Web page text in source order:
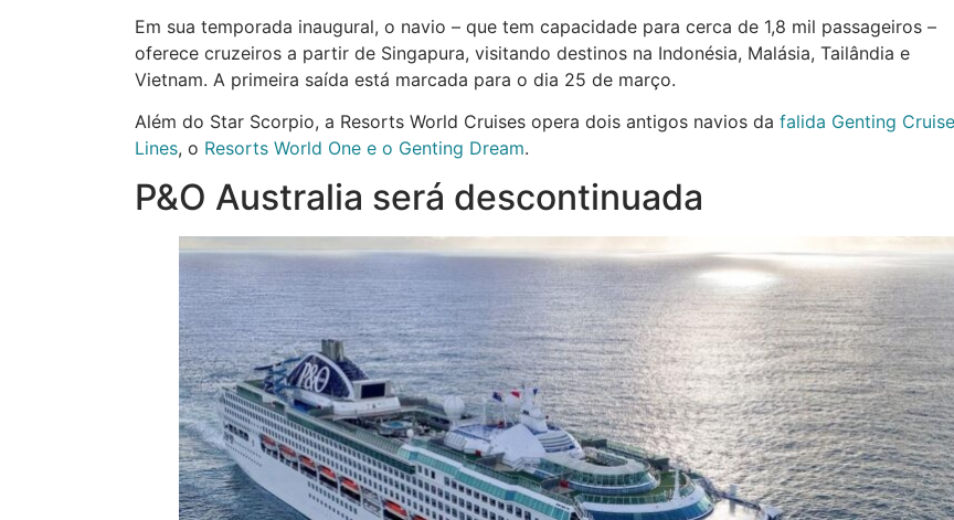
Em sua temporada inaugural, o navio – que tem capacidade para cerca de 1,8 mil passageiros –
oferece cruzeiros a partir de Singapura, visitando destinos na Indonésia, Malásia, Tailândia e
Vietnam. A primeira saída está marcada para o dia 25 de março.
Além do Star Scorpio, a Resorts World Cruises opera dois antigos navios da falida Genting Cruise
Lines, o Resorts World One e o Genting Dream.
P&O Australia será descontinuada